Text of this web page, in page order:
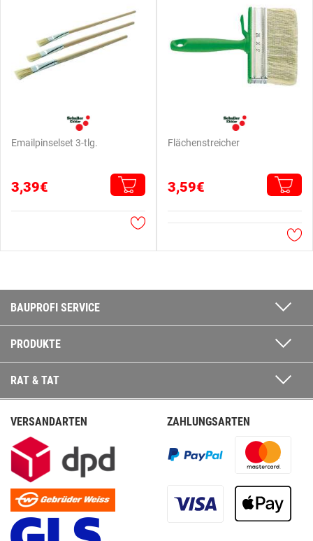
Emailpinselset 3-tlg.
3,39€
Flächenstreicher
3,59€
BAUPROFI SERVICE
PRODUKTE
RAT & TAT
VERSANDARTEN ZAHLUNGSARTEN